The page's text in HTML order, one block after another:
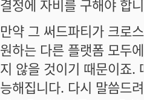
결정에 자비를 구해야 합
만약 그 써드파티가 크로
원하는 다른 플랫폼 모두
지 않을 것이기 때문이죠.
능해집니다. 다시 말씀드